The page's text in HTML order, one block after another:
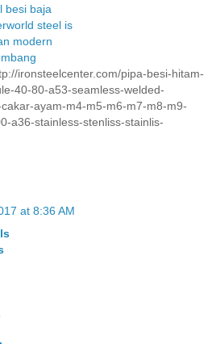
besi baja
steel is
modern
pipa-besi-hitam-
40-80-a53-seamless-welded-
ayam-m4-m5-m6-m7-m8-m9-
a36-stainless-stenliss-stainlis-
at 8:36 AM